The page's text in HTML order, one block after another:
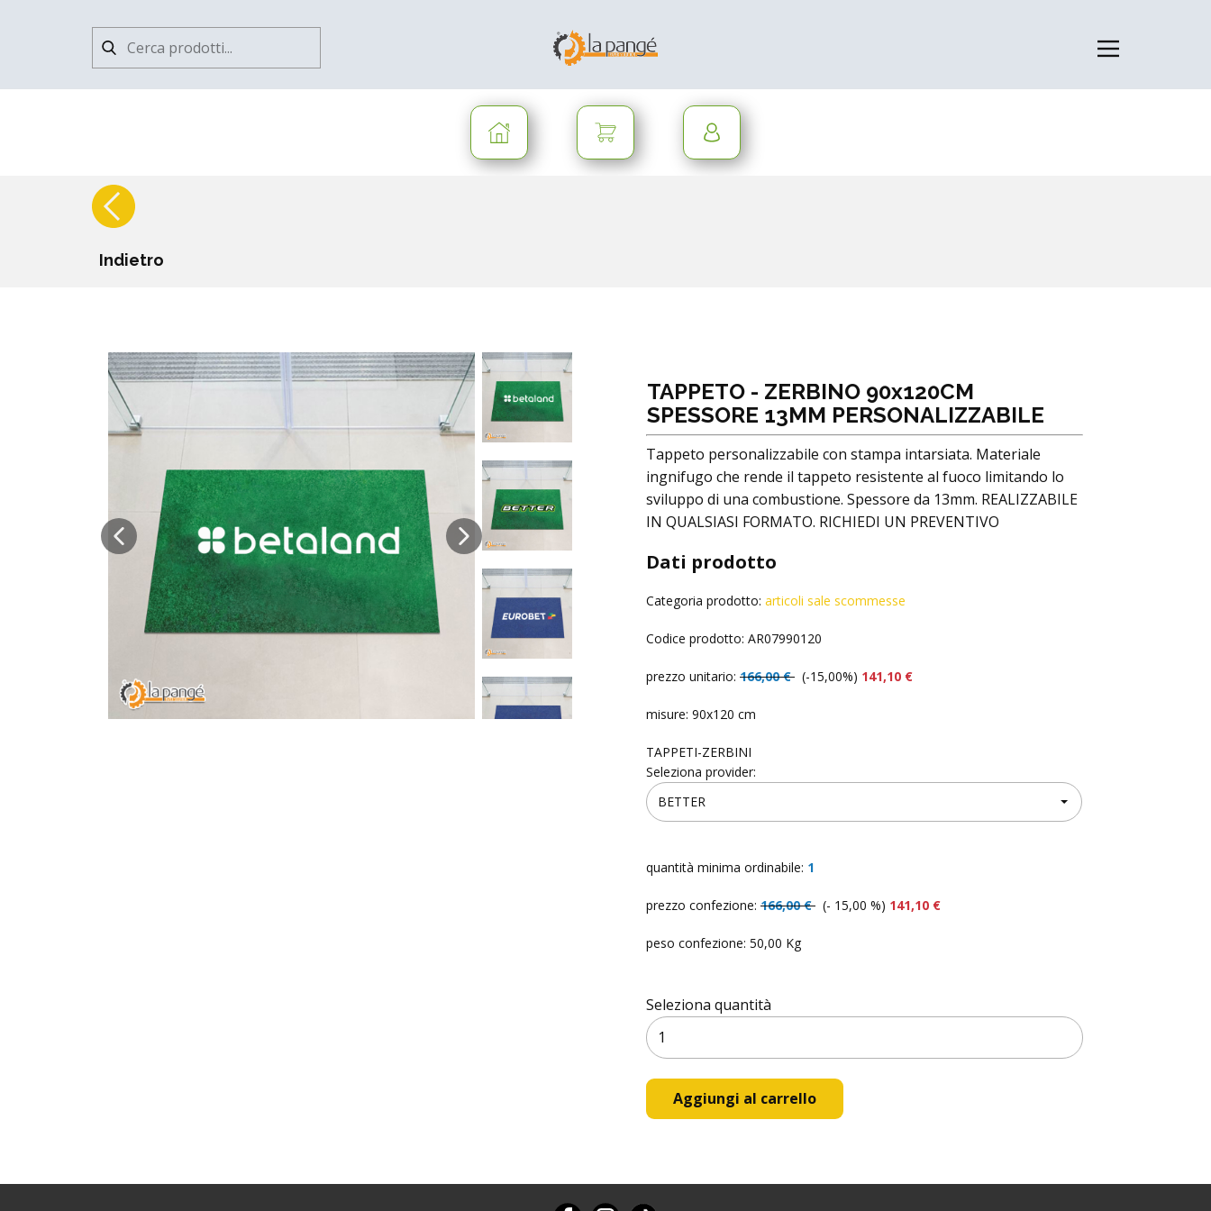
Indietro
TAPPETO - ZERBINO 90x120CM
SPESSORE 13MM PERSONALIZZABILE
Tappeto personalizzabile con stampa intarsiata. Materiale
ingnifugo che rende il tappeto resistente al fuoco limitando lo
sviluppo di una combustione. Spessore da 13mm. REALIZZABILE
IN QUALSIASI FORMATO. RICHIEDI UN PREVENTIVO
Dati prodotto
Categoria prodotto: articoli sale scommesse
Codice prodotto: AR07990120
prezzo unitario: 166,00 € (-15,00%) 141,10 €
misure: 90x120 cm
TAPPETI-ZERBINI
Seleziona provider:
quantità minima ordinabile: 1
prezzo confezione: 166,00 € (- 15,00 %) 141,10 €
peso confezione: 50,00 Kg
Seleziona quantità